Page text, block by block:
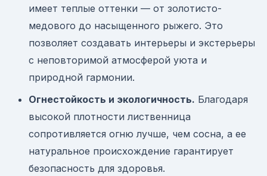
имеет теплые оттенки — от золотисто-
медового до насыщенного рыжего. Это
позволяет создавать интерьеры и экстерьеры
с неповторимой атмосферой уюта и
природной гармонии.
Огнестойкость и экологичность. Благодаря
высокой плотности лиственница
сопротивляется огню лучше, чем сосна, а ее
натуральное происхождение гарантирует
безопасность для здоровья.